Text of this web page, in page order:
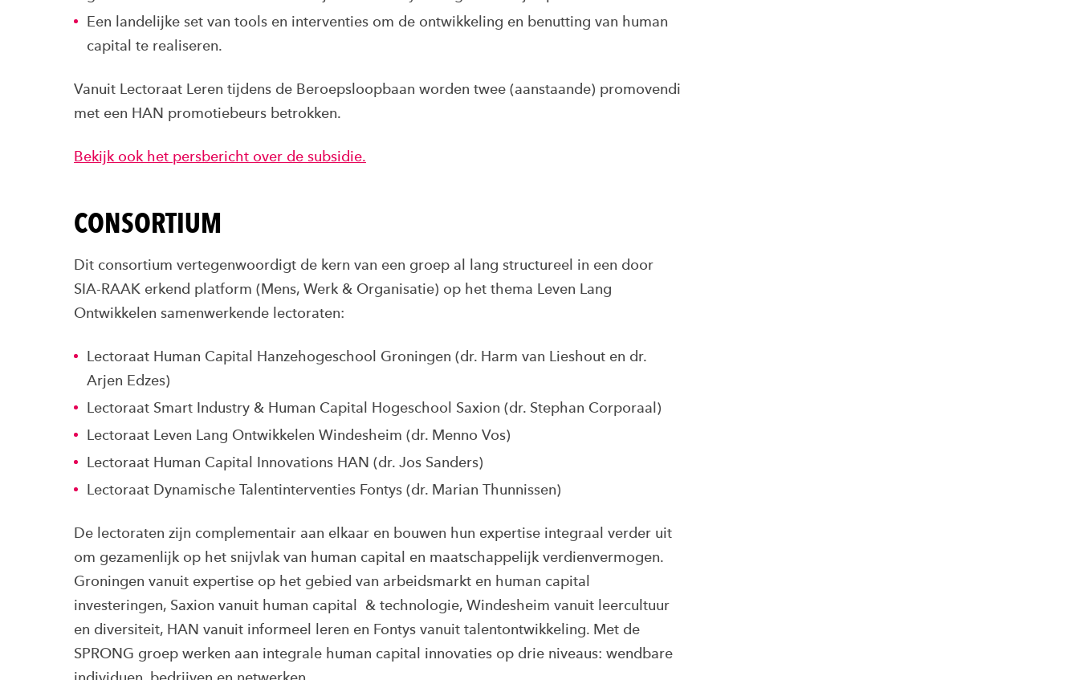
Een landelijke set van tools en interventies om de ontwikkeling en benutting van human
capital te realiseren.
Vanuit Lectoraat Leren tijdens de Beroepsloopbaan worden twee (aanstaande) promovendi
met een HAN promotiebeurs betrokken.
Bekijk ook het persbericht over de subsidie.
CONSORTIUM
Dit consortium vertegenwoordigt de kern van een groep al lang structureel in een door
SIA-RAAK erkend platform (Mens, Werk & Organisatie) op het thema Leven Lang
Ontwikkelen samenwerkende lectoraten:
Lectoraat Human Capital Hanzehogeschool Groningen (dr. Harm van Lieshout en dr.
Arjen Edzes)
Lectoraat Smart Industry & Human Capital Hogeschool Saxion (dr. Stephan Corporaal)
Lectoraat Leven Lang Ontwikkelen Windesheim (dr. Menno Vos)
Lectoraat Human Capital Innovations HAN (dr. Jos Sanders)
Lectoraat Dynamische Talentinterventies Fontys (dr. Marian Thunnissen)
De lectoraten zijn complementair aan elkaar en bouwen hun expertise integraal verder uit
om gezamenlijk op het snijvlak van human capital en maatschappelijk verdienvermogen.
Groningen vanuit expertise op het gebied van arbeidsmarkt en human capital
investeringen, Saxion vanuit human capital & technologie, Windesheim vanuit leercultuur
en diversiteit, HAN vanuit informeel leren en Fontys vanuit talentontwikkeling. Met de
SPRONG groep werken aan integrale human capital innovaties op drie niveaus: wendbare